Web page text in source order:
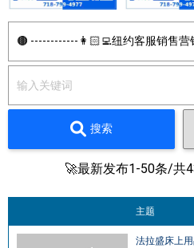
搜索
🚀最新发布1-50条/共
主题
法拉盛床上